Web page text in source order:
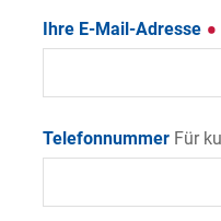
Ihre E-Mail-Adresse
Telefonnummer Für